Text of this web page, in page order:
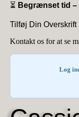
⏳ Begrænset tid
Tilføj Din Overskrift
Kontakt os for at se
Log